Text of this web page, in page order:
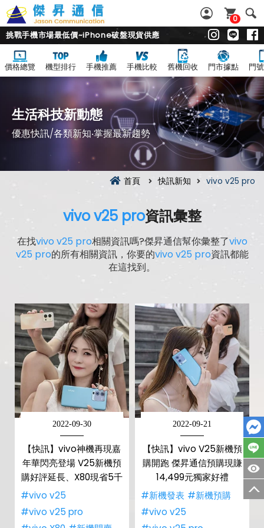
0
挑戰手機市場最低價~iPhone破盤現貨供應
價格總覽 機型排行 手機推薦 手機比較 舊機回收 門市據點 門
生活科技新動態
優惠快訊/各類新知‧掌握最新趨勢
首頁 快訊新知 vivo v25 pro
vivo v25 pro資訊彙整
在找vivo v25 pro相關資訊嗎?傑昇通信幫你彙整了vivo
v25 pro的所有相關資訊，你要的vivo v25 pro資訊都能
在這找到。
2022-09-30
【快訊】vivo神機再現嘉
年華閃亮登場 V25新機預
購好評延長、X80現省5千
#vivo v25
#vivo v25 pro
2022-09-21
【快訊】vivo V25新機預
購開跑 傑昇通信預購現賺
14,499元獨家好禮
#新機發表 #新機預購
#vivo v25